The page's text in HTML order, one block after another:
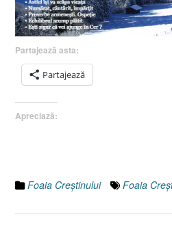
Partajează asta:
Partajează
Apreciază:
Foaia Creştinului Foaia